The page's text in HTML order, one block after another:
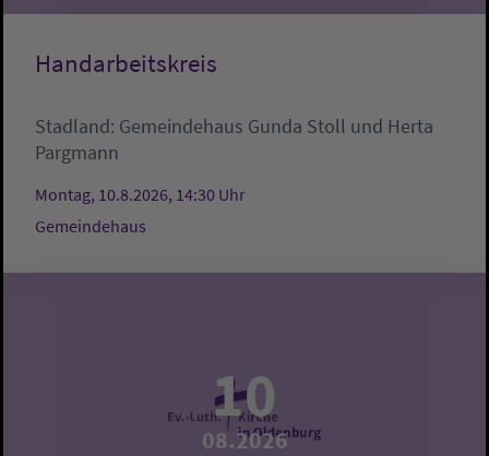
Handarbeitskreis
Stadland: Gemeindehaus Gunda Stoll und Herta
Pargmann
Montag, 10.8.2026, 14:30 Uhr
Gemeindehaus
10
08.2026